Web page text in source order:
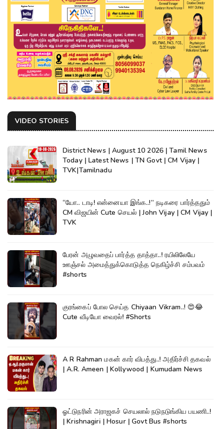
VIDEO STORIES
District News | August 10 2026 | Tamil News
Today | Latest News | TN Govt | CM Vijay |
TVK|Tamilnadu
“யோ.. டாடி! என்னையா இங்க..!” நடிகரை பார்த்ததும்
CM விஜயின் Cute செயல் | John Vijay | CM Vijay |
TVK
பேரன் அழுவதைப் பார்த்த தாத்தா..! ரயிலிலேயே
ஊஞ்சல் அமைத்துக்கொடுத்த நெகிழ்ச்சி சம்பவம்
#shorts
குரங்கைப் போல செய்த Chiyaan Vikram..! 😍😂
Cute வீடியோ வைரல்! #Shorts
A R Rahman மகன் கார் விபத்து..! அதிர்ச்சி தகவல்
| A.R. Ameen | Kollywood | Kumudam News
ஓட்டுநரின் அராஜகச் செயலால் நடுநடுங்கிய பயணி..!
| Krishnagiri | Hosur | Govt Bus #shorts